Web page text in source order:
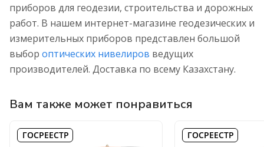
приборов для геодезии, строительства и дорожных
работ. В нашем интернет-магазине геодезических и
измерительных приборов представлен большой
выбор оптических нивелиров ведущих
производителей. Доставка по всему Казахстану.
Вам также может понравиться
ГОСРЕЕСТР ГОСРЕЕСТР